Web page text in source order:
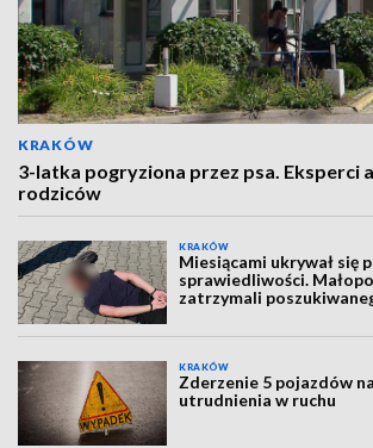
KRAKÓW
3-latka pogryziona przez psa. Eksperci
rodziców
KRAKÓW
Miesiącami ukrywał się
sprawiedliwości.
zatrzymali
KRAKÓW
Zderzenie 5 pojazdów na
utrudnienia w ruchu